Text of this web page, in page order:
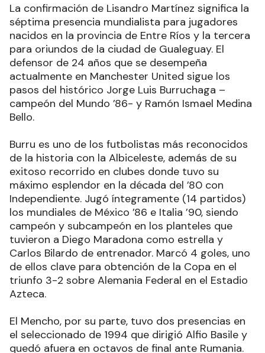
La confirmación de Lisandro Martínez significa la
séptima presencia mundialista para jugadores
nacidos en la provincia de Entre Ríos y la tercera
para oriundos de la ciudad de Gualeguay. El
defensor de 24 años que se desempeña
actualmente en Manchester United sigue los
pasos del histórico Jorge Luis Burruchaga –
campeón del Mundo ’86- y Ramón Ismael Medina
Bello.
Burru es uno de los futbolistas más reconocidos
de la historia con la Albiceleste, además de su
exitoso recorrido en clubes donde tuvo su
máximo esplendor en la década del ’80 con
Independiente. Jugó íntegramente (14 partidos)
los mundiales de México ’86 e Italia ’90, siendo
campeón y subcampeón en los planteles que
tuvieron a Diego Maradona como estrella y
Carlos Bilardo de entrenador. Marcó 4 goles, uno
de ellos clave para obtención de la Copa en el
triunfo 3-2 sobre Alemania Federal en el Estadio
Azteca.
El Mencho, por su parte, tuvo dos presencias en
el seleccionado de 1994 que dirigió Alfio Basile y
quedó afuera en octavos de final ante Rumania.